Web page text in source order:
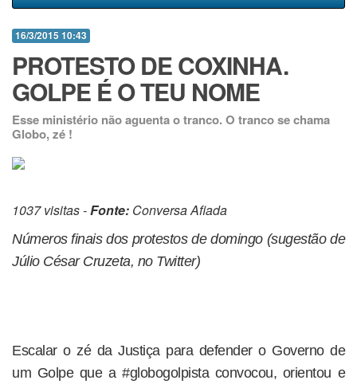
16/3/2015 10:43
PROTESTO DE COXINHA.
GOLPE É O TEU NOME
Esse ministério não aguenta o tranco. O tranco se chama
Globo, zé !
1037 visitas -Fonte: Conversa Afiada
Números finais dos protestos de domingo (sugestão de
Júlio César Cruzeta, no Twitter)
Escalar o zé da Justiça para defender o Governo de
um Golpe que a #globogolpista convocou, orientou e